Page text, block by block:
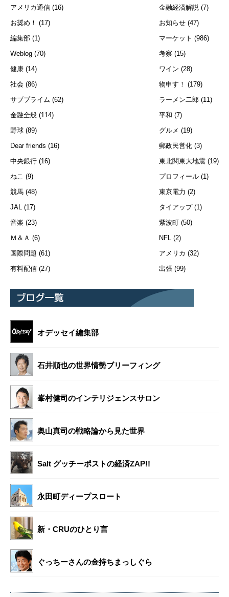
アメリカ通信 (16)
お奨め！ (17)
編集部 (1)
Weblog (70)
健康 (14)
社会 (86)
サブプライム (62)
金融全般 (114)
野球 (89)
Dear friends (16)
中央銀行 (16)
ねこ (9)
競馬 (48)
JAL (17)
音楽 (23)
Ｍ＆Ａ (6)
国際問題 (61)
有料配信 (27)
金融経済解説 (7)
お知らせ (47)
マーケット (986)
考察 (15)
ワイン (28)
物申す！ (179)
ラーメン二郎 (11)
平和 (7)
グルメ (19)
郵政民営化 (3)
東北関東大地震 (19)
プロフィール (1)
東京電力 (2)
タイアップ(1)
紫波町 (50)
NFL (2)
アメリカ (32)
出張 (99)
オデッセイ編集部
石井順也の世界情勢ブリーフィング
峯村健司のインテリジェンスサロン
奥山真司の戦略論から見た世界
Salt グッチーポストの経済ZAP!!
永田町ディープスロート
新・CRUのひとり言
ぐっちーさんの金持ちまっしぐら